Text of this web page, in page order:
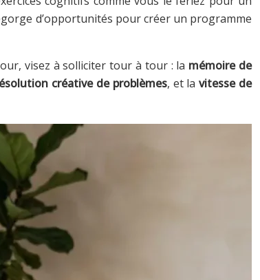
d’opportunités pour créer un programme
visez à solliciter tour à tour : la mémoire de
créative de problèmes, et lavitesse de